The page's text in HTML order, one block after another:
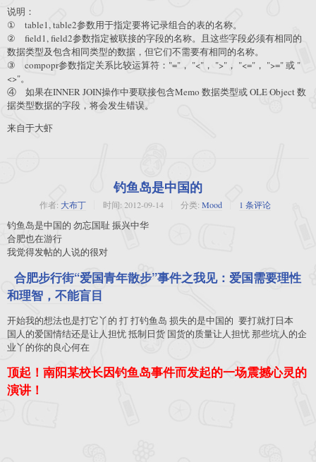
说明：
① table1, table2参数用于指定要将记录组合的表的名称。
② field1, field2参数指定被联接的字段的名称。且这些字段必须有相同的
数据类型及包含相同类型的数据，但它们不需要有相同的名称。
③ compopr参数指定关系比较运算符："="， "<"， ">"， "<="， ">=" 或 "
<>"。
④ 如果在INNER JOIN操作中要联接包含Memo 数据类型或 OLE Object 数
据类型数据的字段，将会发生错误。
来自于大虾
钓鱼岛是中国的
作者: 大布丁 时间: 2012-09-14 分类: Mood 1 条评论
钓鱼岛是中国的 勿忘国耻 振兴中华
合肥也在游行
我觉得发帖的人说的很对
合肥步行街“爱国青年散步”事件之我见：爱国需要理性
和理智，不能盲目
开始我的想法也是打它丫的 打 打钓鱼岛 损失的是中国的 要打就打日本
国人的爱国情结还是让人担忧 抵制日货 国货的质量让人担忧 那些坑人的企
业丫的你的良心何在
顶起！南阳某校长因钓鱼岛事件而发起的一场震撼心灵的
演讲！